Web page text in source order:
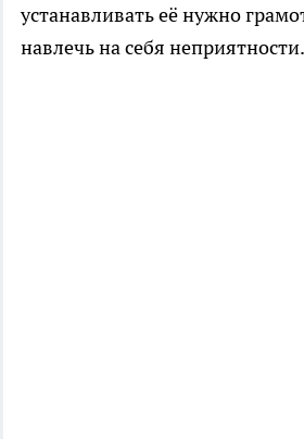
устанавливать её нужно
навлечь на себя неприятности.